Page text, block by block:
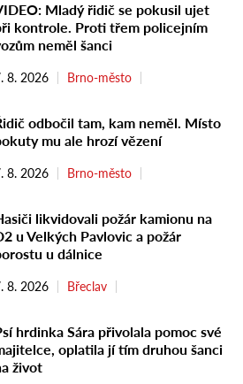
Mladý řidič se pokusil ujet
kontrole. Proti třem policejním
neměl šanci
8. 2026 Brno-město
odbočil tam, kam neměl. Místo
mu ale hrozí vězení
8. 2026 Brno-město
likvidovali požár kamionu na
u Velkých Pavlovic a požár
u dálnice
8. 2026 Břeclav
hrdinka Sára přivolala pomoc své
oplatila jí tím druhou šanci
život